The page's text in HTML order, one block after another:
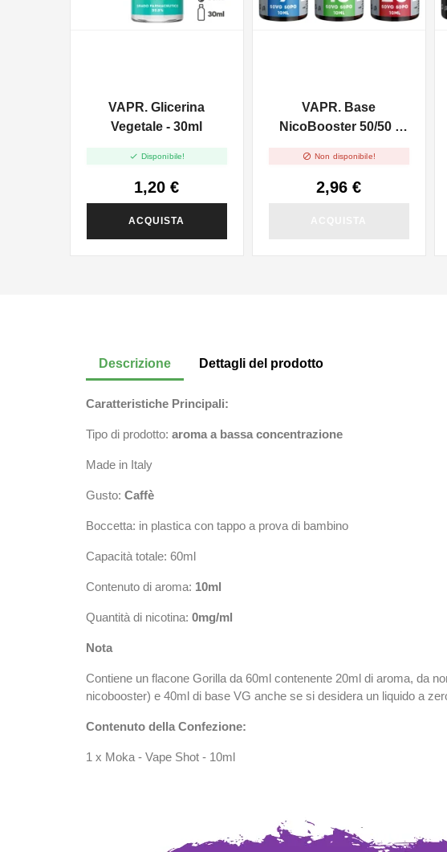
VAPR. Glicerina
Vegetale - 30ml
 Disponibile!
1,20 €
ACQUISTA
VAPR. Base
NicoBooster 50/50 -
 Non disponibile!
2,96 €
Descrizione Dettagli del prodotto
Caratteristiche Principali:
Tipo di prodotto: aroma a bassa concentrazione
Made in Italy
Gusto: Caffè
Boccetta: in plastica con tappo a prova di bambino
Capacità totale: 60ml
Contenuto di aroma: 10ml
Quantità di nicotina: 0mg/ml
Nota
Contiene un flacone Gorilla da 60ml contenente 20ml di aroma, da
nicobooster) e 40ml di base VG anche se si desidera un liquido a
Contenuto della Confezione:
1 x Moka - Vape Shot - 10ml